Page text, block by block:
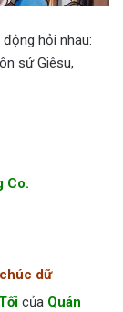
hỏi nhau:
sứ Giêsu,
Co.
dữ
của Quán